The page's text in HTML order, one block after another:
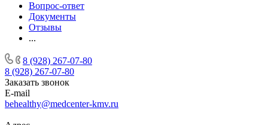
Вопрос-ответ
Документы
Отзывы
...
8 (928) 267-07-80
8 (928) 267-07-80
Заказать звонок
E-mail
behealthy@medcenter-kmv.ru